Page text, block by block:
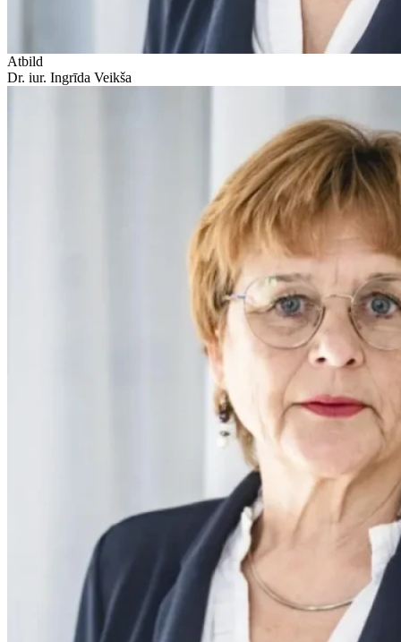
Atbild
Dr. iur. Ingrīda Veikša